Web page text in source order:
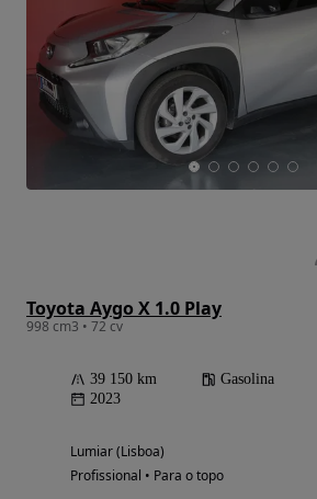
Toyota Aygo X 1.0 Play
998 cm3 • 72 cv
39 150 km Gasolina
2023
Lumiar (Lisboa)
Profissional • Para o topo